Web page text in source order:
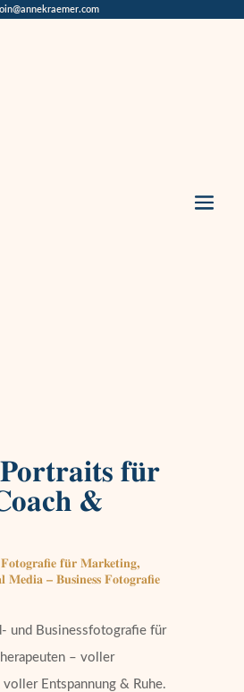
für
&
Fotografie fürMarketing,
Media – Business Fotografie
und Businessfotografie für
– voller
Entspannung & Ruhe.